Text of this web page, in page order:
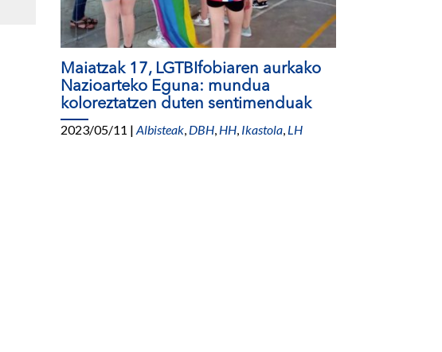
Maiatzak 17, LGTBIfobiaren aurkako
Nazioarteko Eguna: mundua
koloreztatzen duten sentimenduak
2023/05/11 | Albisteak DBH HH Ikastola LH